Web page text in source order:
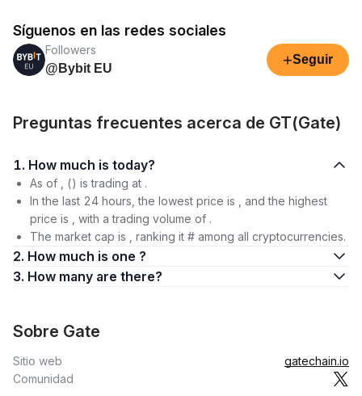
Síguenos en las redes sociales
Followers
@Bybit EU
+Seguir
Preguntas frecuentes acerca de GT(Gate)
1. How much is today?
As of , () is trading at .
In the last 24 hours, the lowest price is , and the highest
price is , with a trading volume of .
The market cap is , ranking it # among all cryptocurrencies.
2. How much is one ?
3. How many are there?
Sobre Gate
Sitio web
gatechain.io
Comunidad